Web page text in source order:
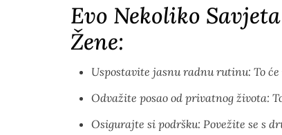
Evo Nekoliko
Žene:
Uspostavite jasnu radnu rutinu: To
Odvažite posao od privatnog života:
Osigurajte si podršku: Povežite se s